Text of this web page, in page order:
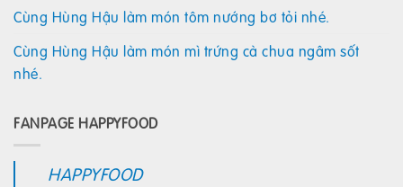
Cùng Hùng Hậu làm món tôm nướng bơ tỏi nhé.
Cùng Hùng Hậu làm món mì trứng cà chua ngâm sốt
nhé.
FANPAGE HAPPYFOOD
HAPPYFOOD